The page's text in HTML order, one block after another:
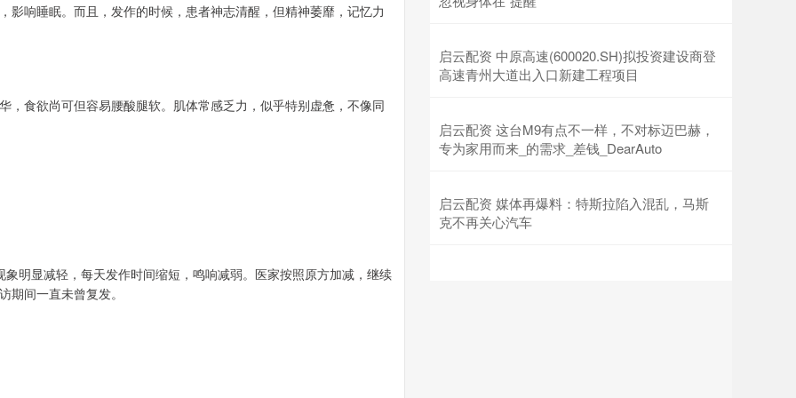
响睡眠。而且，发作的时候，患者神志清醒，但精神萎靡，记忆力
，食欲尚可但容易腰酸腿软。肌体常感乏力，似乎特别虚惫，不像同
明显减轻，每天发作时间缩短，鸣响减弱。医家按照原方加减，继续
期间一直未曾复发。
启云配资 中原高速(600020.SH)拟投资建设商登
高速青州大道出入口新建工程项目
启云配资 这台M9有点不一样，不对标迈巴赫，
专为家用而来_的需求_差钱_DearAuto
启云配资 媒体再爆料：特斯拉陷入混乱，马斯
克不再关心汽车